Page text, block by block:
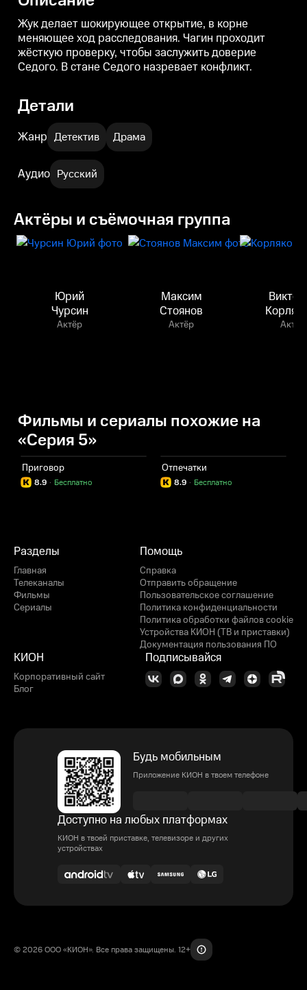
Жук делает шокирующее открытие, в корне
меняющее ход расследования. Чагин проходит
жёсткую проверку, чтобы заслужить доверие
Седого. В стане Седого назревает конфликт.
Детали
Жанр Детектив Драма
Аудио Русский
Актёры и съёмочная группа
Юрий
Чурсин
Актёр
Максим
Стоянов
Актёр Актёр
Фильмы и сериалы похожие на
«Серия 5»
Приговор
8.9 Бесплатно
·
Отпечатки
8.9 Бесплатно
·
Разделы
Главная
Телеканалы
Фильмы
Сериалы
Помощь
Справка
Отправить обращение
Пользовательское соглашение
Политика конфиденциальности
Политика обработки файлов cookie
Устройства КИОН (ТВ и приставки)
Документация пользования ПО
КИОН
Корпоративный сайт
Блог
Подписывайся
Будь мобильным
Приложение КИОН в твоем телефоне
Доступно на любых платформах
КИОН в твоей приставке, телевизоре и других
устройствах
© 2026 ООО «КИОН». Все права защищены. 12+